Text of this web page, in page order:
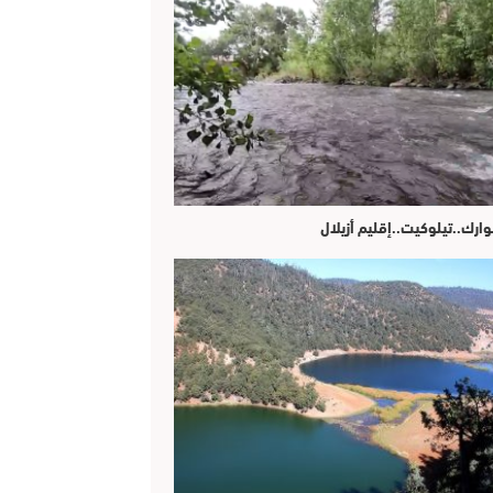
أزيلال